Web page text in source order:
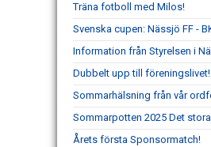
Träna fotboll med Milos!
Svenska cupen: Nässjö FF -
Information från Styrelsen i
Dubbelt upp till föreningslivet!
Sommarhälsning från vår
Sommarpotten 2025 Det
Årets första Sponsormatch!